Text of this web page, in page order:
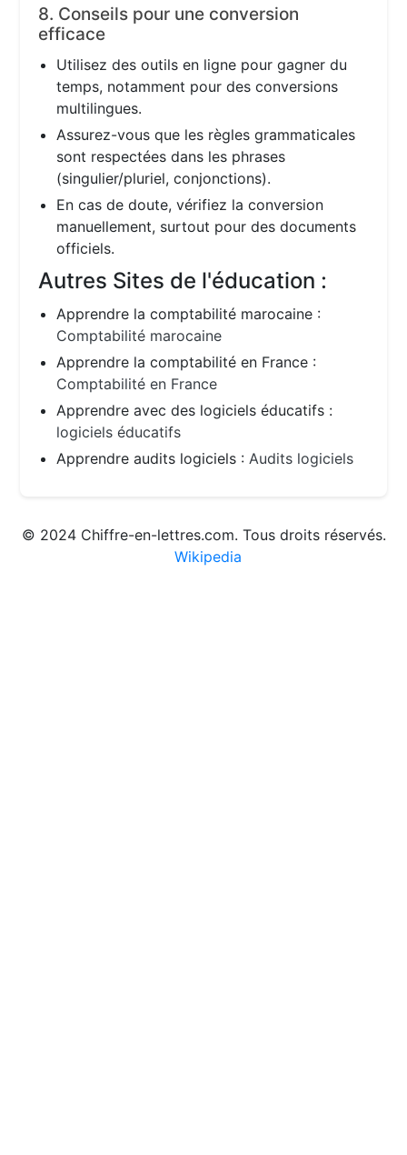
8. Conseils pour une conversion
efficace
Utilisez des outils en ligne pour gagner du
temps, notamment pour des conversions
multilingues.
Assurez-vous que les règles grammaticales
sont respectées dans les phrases
(singulier/pluriel, conjonctions).
En cas de doute, vérifiez la conversion
manuellement, surtout pour des documents
officiels.
Autres Sites de l'éducation :
Apprendre la comptabilité marocaine :
Comptabilité marocaine
Apprendre la comptabilité en France :
Comptabilité en France
Apprendre avec des logiciels éducatifs :
logiciels éducatifs
Apprendre audits logiciels :Audits logiciels
© 2024 Chiffre-en-lettres.com. Tous droits réservés.
Wikipedia